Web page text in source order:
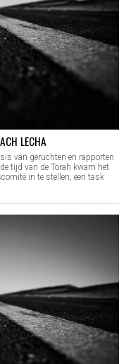
LECHA
van geruchten en rapporten
tijd van de Torah kwam het
in te stellen, een task